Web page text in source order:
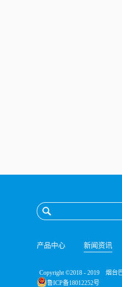
产品中心 新闻资讯
Copyright ©2018 - 2019 烟台
鲁ICP备18012252号